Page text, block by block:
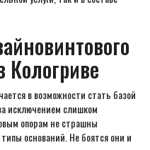
в возможности стать базой
исключением слишком
опорам не страшны
оснований. Не боятся они и